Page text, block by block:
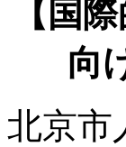
【国
向
北京市